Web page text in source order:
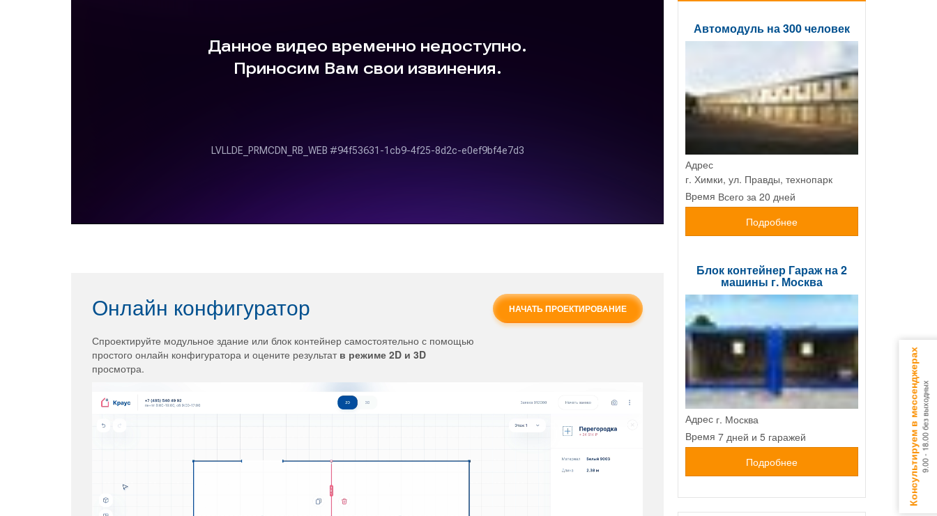
Консультируем в мессенджерах9.00 - 18.00 без выходных
Онлайн конфигуратор
Спроектируйте модульное здание или блок контейнер самостоятельно с помощью
простого онлайн конфигуратора и оцените результат в режиме 2D и 3D
просмотра.
НАЧАТЬ ПРОЕКТИРОВАНИЕ
Автомодуль на 300 человек
Адрес
г. Химки, ул. Правды, технопарк
Время Всего за 20 дней
Подробнее
Блок контейнер Гараж на 2
машины г. Москва
Адрес г. Москва
Время 7 дней и 5 гаражей
Подробнее